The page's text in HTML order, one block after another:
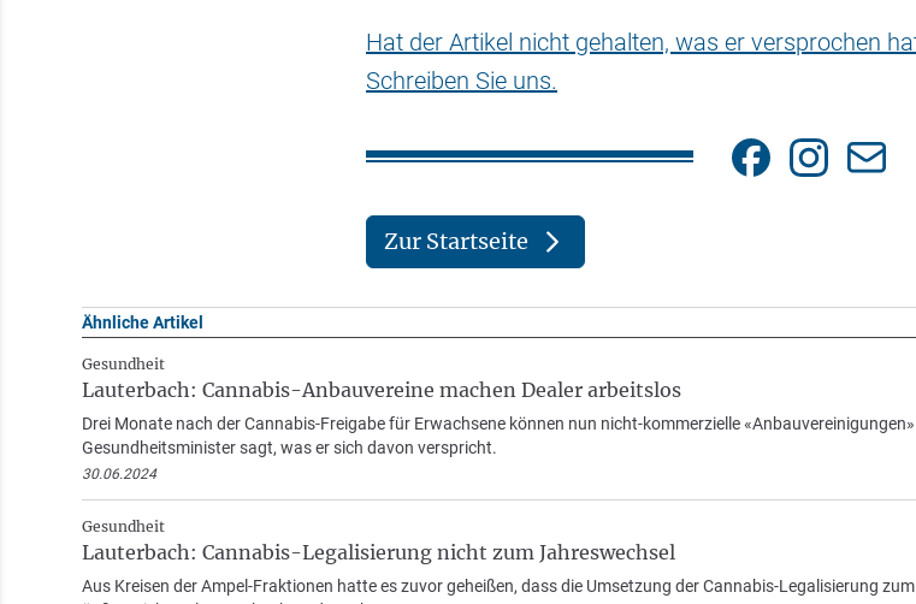
Hat der Artikel nicht gehalten, was er versprochen
Schreiben Sie uns.
Zur Startseite
Ähnliche Artikel
Gesundheit
Lauterbach: Cannabis-Anbauvereine machen Dealer arbeitslos
Drei Monate nach der Cannabis-Freigabe für Erwachsene können nun nicht-kommerzielle
Gesundheitsminister sagt, was er sich davon verspricht.
30.06.2024
Gesundheit
Lauterbach: Cannabis-Legalisierung nicht zum Jahreswechsel
Aus Kreisen der Ampel-Fraktionen hatte es zuvor geheißen, dass die Umsetzung der Cannabis-Legalisierung